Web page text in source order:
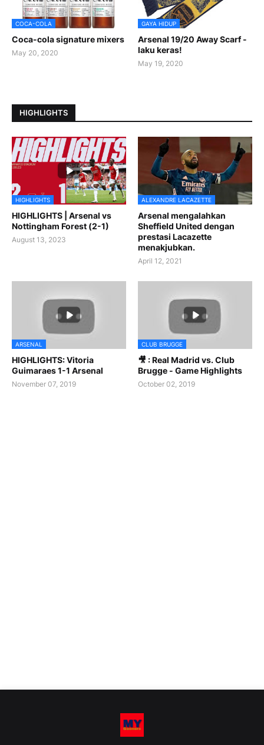
COCA-COLA
Coca-cola signature mixers
May 20, 2020
GAYA HIDUP
Arsenal 19/20 Away Scarf -
laku keras!
May 19, 2020
HIGHLIGHTS
HIGHLIGHTS
HIGHLIGHTS | Arsenal vs
Nottingham Forest (2-1)
August 13, 2023
ALEXANDRE LACAZETTE
Arsenal mengalahkan
Sheffield United dengan
prestasi Lacazette
menakjubkan.
April 12, 2021
ARSENAL
HIGHLIGHTS: Vitoria
Guimaraes 1-1 Arsenal
November 07, 2019
CLUB BRUGGE
🎥 : Real Madrid vs. Club
Brugge - Game Highlights
October 02, 2019